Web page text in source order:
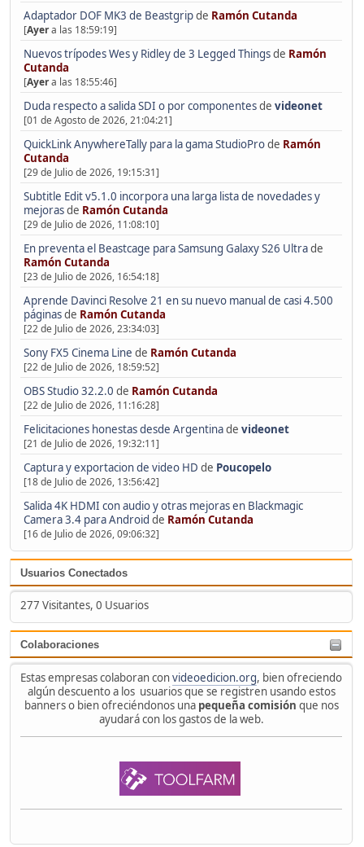
Adaptador DOF MK3 de Beastgripde Ramón Cutanda
[Ayera las 18:59:19]
Nuevos trípodes Wes y Ridley de 3 Legged Thingsde Ramón
Cutanda
[Ayera las 18:55:46]
Duda respecto a salida SDI o por componentesde videonet
[01 de Agosto de 2026, 21:04:21]
QuickLink AnywhereTally para la gama StudioProde Ramón
Cutanda
[29 de Julio de 2026, 19:15:31]
Subtitle Edit v5.1.0 incorpora una larga lista de novedades y
mejorasde Ramón Cutanda
[29 de Julio de 2026, 11:08:10]
En preventa el Beastcage para Samsung Galaxy S26 Ultrade
Ramón Cutanda
[23 de Julio de 2026, 16:54:18]
Aprende Davinci Resolve 21 en su nuevo manual de casi 4.500
páginasde Ramón Cutanda
[22 de Julio de 2026, 23:34:03]
Sony FX5 Cinema Line de Ramón Cutanda
[22 de Julio de 2026, 18:59:52]
OBS Studio 32.2.0 de Ramón Cutanda
[22 de Julio de 2026, 11:16:28]
Felicitaciones honestas desde Argentinade videonet
[21 de Julio de 2026, 19:32:11]
Captura y exportacion de video HD de Poucopelo
[18 de Julio de 2026, 13:56:42]
Salida 4K HDMI con audio y otras mejoras en Blackmagic
Camera 3.4 para Android de Ramón Cutanda
[16 de Julio de 2026, 09:06:32]
Usuarios Conectados
277 Visitantes, 0 Usuarios
Colaboraciones
Estas empresas colaboran convideoedicion.org, bien ofreciendo
algún descuento a los usuarios que se registren usando estos
banners o bien ofreciéndonos una pequeña comisión que nos
ayudará con los gastos de la web.